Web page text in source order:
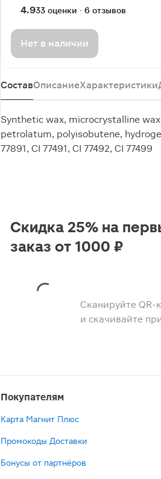
4.933 оценки · 6 отзывов
Нет в наличии
СоставОписаниеХарактеристики
Synthetic wax, microcrystalline
petrolatum, polyisobutene,
77891, CI 77491, CI 77492, CI 77499
Сканируйте QR-
и скачивайте
Скидка 25% на
заказ от 1000 ₽
Покупателям
Карта Магнит Плюс
Промокоды Доставки
Бонусы от партнёров